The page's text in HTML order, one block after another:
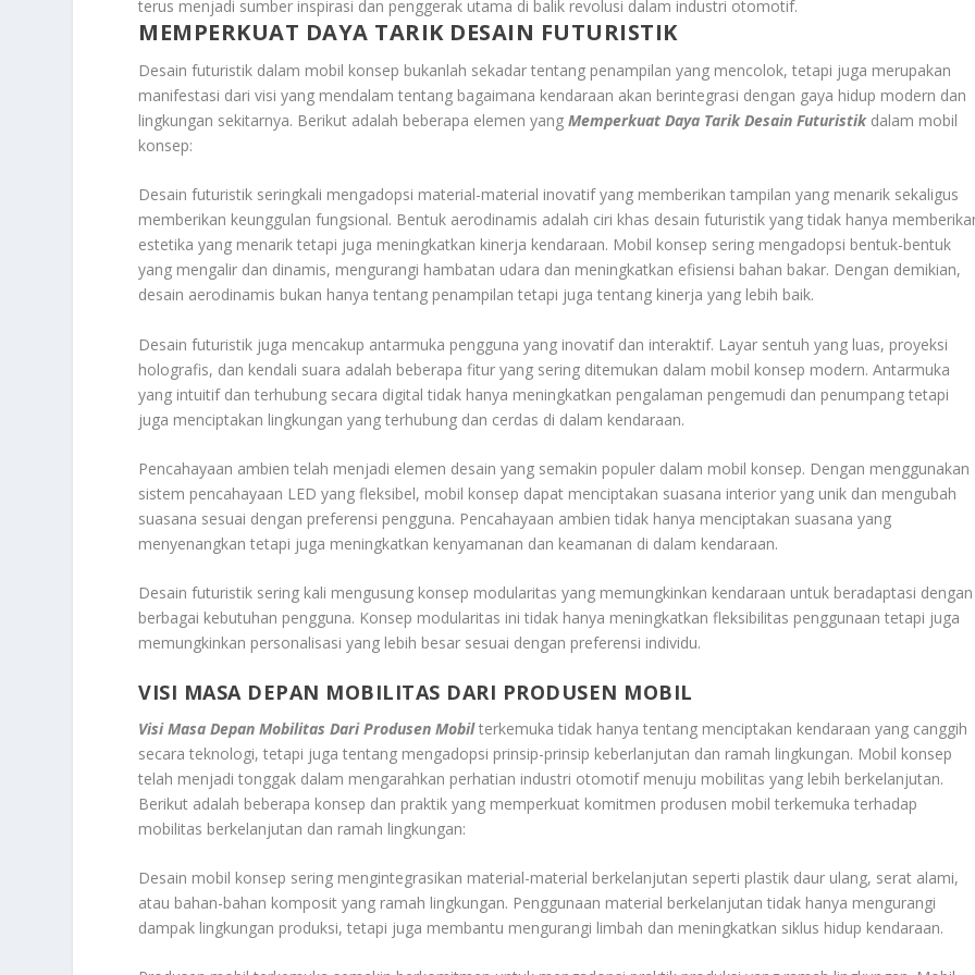
terus menjadi sumber inspirasi dan penggerak utama di balik revolusi dalam industri otomotif.
MEMPERKUAT DAYA TARIK DESAIN FUTURISTIK
Desain futuristik dalam mobil konsep bukanlah sekadar tentang penampilan yang mencolok, tetapi juga merupakan
manifestasi dari visi yang mendalam tentang bagaimana kendaraan akan berintegrasi dengan gaya hidup modern dan
lingkungan sekitarnya. Berikut adalah beberapa elemen yangMemperkuat Daya Tarik Desain Futuristikdalam mobil
konsep:
Desain futuristik seringkali mengadopsi material-material inovatif yang memberikan tampilan yang menarik sekaligus
memberikan keunggulan fungsional. Bentuk aerodinamis adalah ciri khas desain futuristik yang tidak hanya
estetika yang menarik tetapi juga meningkatkan kinerja kendaraan. Mobil konsep sering mengadopsi bentuk-bentuk
yang mengalir dan dinamis, mengurangi hambatan udara dan meningkatkan efisiensi bahan bakar. Dengan demikian,
desain aerodinamis bukan hanya tentang penampilan tetapi juga tentang kinerja yang lebih baik.
Desain futuristik juga mencakup antarmuka pengguna yang inovatif dan interaktif. Layar sentuh yang luas, proyeksi
holografis, dan kendali suara adalah beberapa fitur yang sering ditemukan dalam mobil konsep modern. Antarmuka
yang intuitif dan terhubung secara digital tidak hanya meningkatkan pengalaman pengemudi dan penumpang tetapi
juga menciptakan lingkungan yang terhubung dan cerdas di dalam kendaraan.
Pencahayaan ambien telah menjadi elemen desain yang semakin populer dalam mobil konsep. Dengan menggunakan
sistem pencahayaan LED yang fleksibel, mobil konsep dapat menciptakan suasana interior yang unik dan mengubah
suasana sesuai dengan preferensi pengguna. Pencahayaan ambien tidak hanya menciptakan suasana yang
menyenangkan tetapi juga meningkatkan kenyamanan dan keamanan di dalam kendaraan.
Desain futuristik sering kali mengusung konsep modularitas yang memungkinkan kendaraan untuk beradaptasi dengan
berbagai kebutuhan pengguna. Konsep modularitas ini tidak hanya meningkatkan fleksibilitas penggunaan tetapi juga
memungkinkan personalisasi yang lebih besar sesuai dengan preferensi individu.
VISI MASA DEPAN MOBILITAS DARI PRODUSEN MOBIL
Visi Masa Depan Mobilitas Dari Produsen Mobilterkemuka tidak hanya tentang menciptakan kendaraan yang canggih
secara teknologi, tetapi juga tentang mengadopsi prinsip-prinsip keberlanjutan dan ramah lingkungan. Mobil konsep
telah menjadi tonggak dalam mengarahkan perhatian industri otomotif menuju mobilitas yang lebih berkelanjutan.
Berikut adalah beberapa konsep dan praktik yang memperkuat komitmen produsen mobil terkemuka terhadap
mobilitas berkelanjutan dan ramah lingkungan:
Desain mobil konsep sering mengintegrasikan material-material berkelanjutan seperti plastik daur ulang, serat alami,
atau bahan-bahan komposit yang ramah lingkungan. Penggunaan material berkelanjutan tidak hanya mengurangi
dampak lingkungan produksi, tetapi juga membantu mengurangi limbah dan meningkatkan siklus hidup kendaraan.